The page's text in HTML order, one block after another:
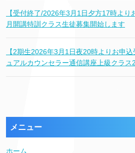
【受付終了/2026年3月1日夕方17時よ
月開講特訓クラス生徒募集開始します
【2期生2026年3月1日夜20時よりお申
ュアルカウンセラー通信講座上級クラス
メニュー
ホーム